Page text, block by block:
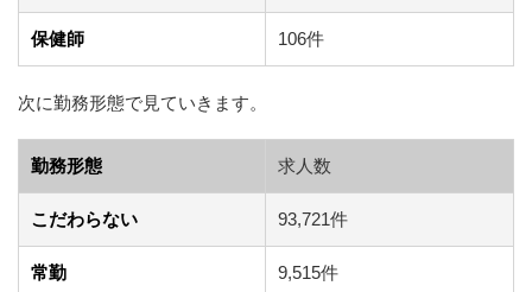
保健師 106件
次に勤務形態で見ていきます。
勤務形態 求人数
こだわらない 93,721件
常勤 9,515件